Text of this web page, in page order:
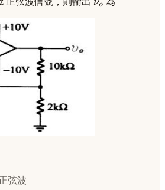
o
弦波